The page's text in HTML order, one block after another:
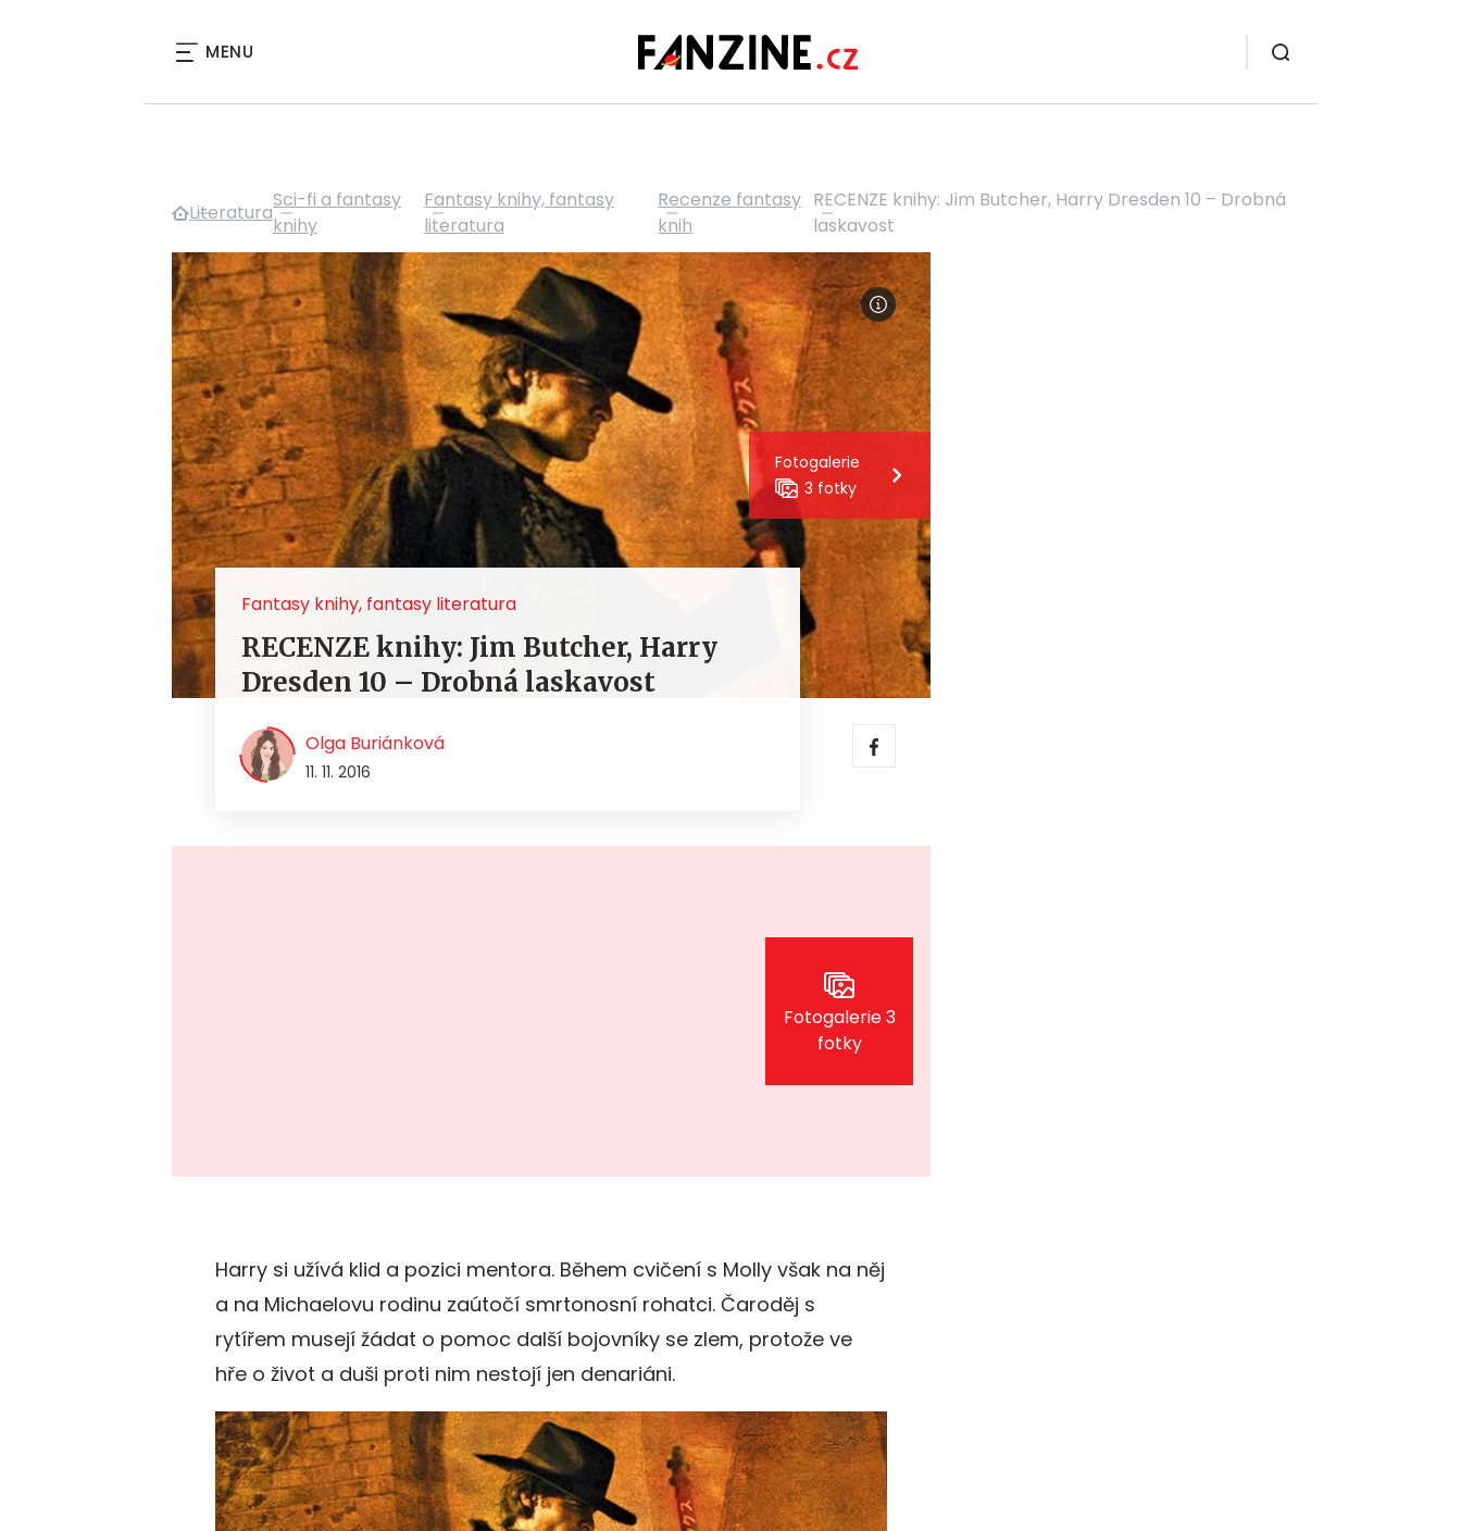
MENU
Literatura
Sci-fi a fantasy
knihy
Fantasy knihy, fantasy
literatura
Recenze fantasy
knih
RECENZE knihy: Jim Butcher, Harry Dresden 10 – Drobná
laskavost
Fotogalerie
3 fotky
Fantasy knihy, fantasy literatura
RECENZE knihy: Jim Butcher, Harry
Dresden 10 – Drobná laskavost
Olga Buriánková
11. 11. 2016
Fotogalerie 3
fotky
Harry si užívá klid a pozici mentora. Během cvičení s Molly však na něj
a na Michaelovu rodinu zaútočí smrtonosní rohatci. Čaroděj s
rytířem musejí žádat o pomoc další bojovníky se zlem, protože ve
hře o život a duši proti nim nestojí jen denariáni.